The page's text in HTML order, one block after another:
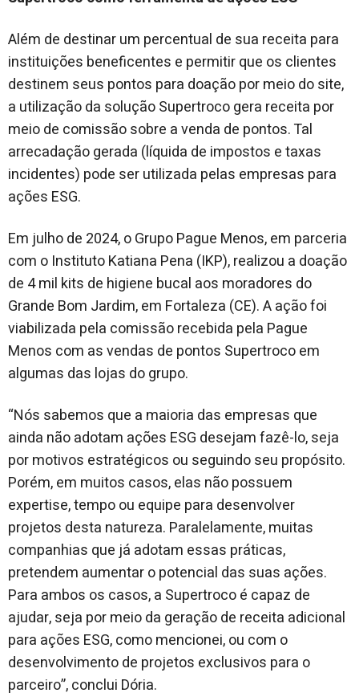
Além de destinar um percentual de sua receita para
instituições beneficentes e permitir que os clientes
destinem seus pontos para doação por meio do site,
a utilização da solução Supertroco gera receita por
meio de comissão sobre a venda de pontos. Tal
arrecadação gerada (líquida de impostos e taxas
incidentes) pode ser utilizada pelas empresas para
ações ESG.
Em julho de 2024, o Grupo Pague Menos, em parceria
com o Instituto Katiana Pena (IKP), realizou a doação
de 4 mil kits de higiene bucal aos moradores do
Grande Bom Jardim, em Fortaleza (CE). A ação foi
viabilizada pela comissão recebida pela Pague
Menos com as vendas de pontos Supertroco em
algumas das lojas do grupo.
“Nós sabemos que a maioria das empresas que
ainda não adotam ações ESG desejam fazê-lo, seja
por motivos estratégicos ou seguindo seu propósito.
Porém, em muitos casos, elas não possuem
expertise, tempo ou equipe para desenvolver
projetos desta natureza. Paralelamente, muitas
companhias que já adotam essas práticas,
pretendem aumentar o potencial das suas ações.
Para ambos os casos, a Supertroco é capaz de
ajudar, seja por meio da geração de receita adicional
para ações ESG, como mencionei, ou com o
desenvolvimento de projetos exclusivos para o
parceiro”, conclui Dória.